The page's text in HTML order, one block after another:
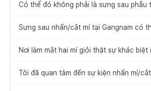
Có thể đó không phải là sưng sau phẫu
Sưng sau nhấn/cắt mí tại Gangnam có
Nơi làm mắt hai mí giỏi thật sự khác biệt
Tôi đã quan tâm đến sự kiện nhấn mí/